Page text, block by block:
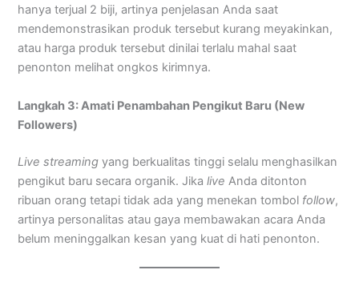
hanya terjual 2 biji, artinya penjelasan Anda saat
mendemonstrasikan produk tersebut kurang meyakinkan,
atau harga produk tersebut dinilai terlalu mahal saat
penonton melihat ongkos kirimnya.
Langkah 3: Amati Penambahan Pengikut Baru (New
Followers)
Live streaming yang berkualitas tinggi selalu menghasilkan
pengikut baru secara organik. Jikalive Anda ditonton
ribuan orang tetapi tidak ada yang menekan tombol follow,
artinya personalitas atau gaya membawakan acara Anda
belum meninggalkan kesan yang kuat di hati penonton.